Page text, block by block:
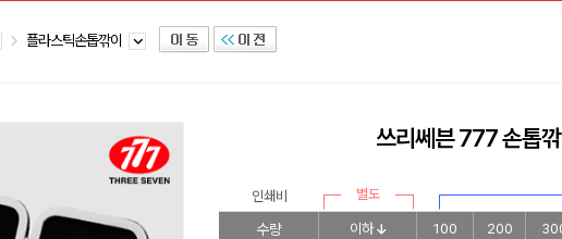
6 우산
9 넥쿨러
10 타포린가방
플라스틱손톱깎이
쓰리쎄븐 777 손톱
인쇄비 별도
수량 이하 100 200